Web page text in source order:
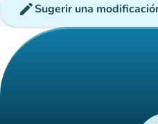
editSugerir una